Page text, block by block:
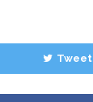
Tweet